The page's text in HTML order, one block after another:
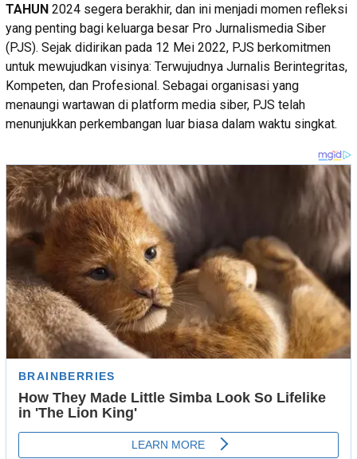
TAHUN 2024 segera berakhir, dan ini menjadi momen refleksi
yang penting bagi keluarga besar Pro Jurnalismedia Siber
(PJS). Sejak didirikan pada 12 Mei 2022, PJS berkomitmen
untuk mewujudkan visinya: Terwujudnya Jurnalis Berintegritas,
Kompeten, dan Profesional. Sebagai organisasi yang
menaungi wartawan di platform media siber, PJS telah
menunjukkan perkembangan luar biasa dalam waktu singkat.